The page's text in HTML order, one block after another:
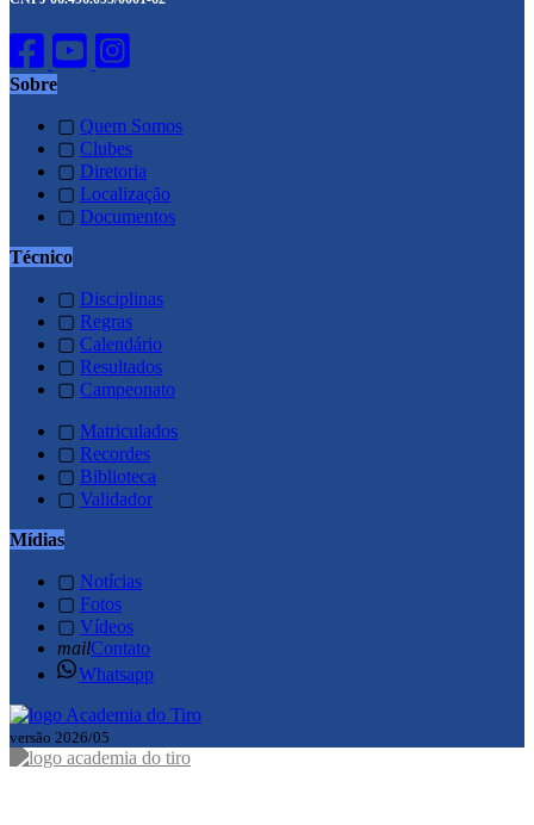
Sobre
▢ Quem Somos
▢ Clubes
▢ Diretoria
▢ Localização
▢ Documentos
Técnico
▢ Disciplinas
▢ Regras
▢ Calendário
▢ Resultados
▢ Campeonato
▢ Matriculados
▢ Recordes
▢ Biblioteca
▢ Validador
Mídias
▢ Notícias
▢ Fotos
▢ Vídeos
mailContato
Whatsapp
versão 2026/05